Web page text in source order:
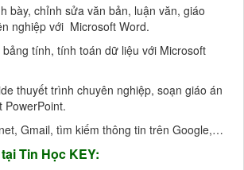
chỉnh sửa văn bản, luận văn, giáo
nghiệp với Microsoft Word.
tính, tính toán dữ liệu với Microsoft
thuyết trình chuyên nghiệp, soạn giáo án
PowerPoint.
Gmail, tìm kiếm thông tin trên Google,…
Tin Học KEY: